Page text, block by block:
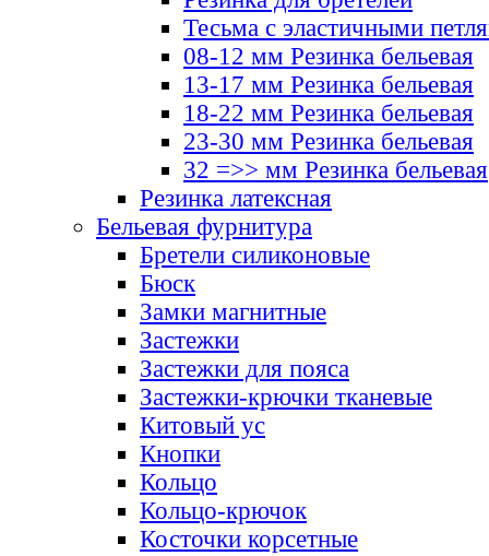
Тесьма с эластичными
08-12 мм Резинка бельевая
13-17 мм Резинка бельевая
18-22 мм Резинка бельевая
23-30 мм Резинка бельевая
32 =>> мм Резинка бельевая
Резинка латексная
Бельевая фурнитура
Бретели силиконовые
Бюск
Замки магнитные
Застежки
Застежки для пояса
Застежки-крючки тканевые
Китовый ус
Кнопки
Кольцо
Кольцо-крючок
Косточки корсетные